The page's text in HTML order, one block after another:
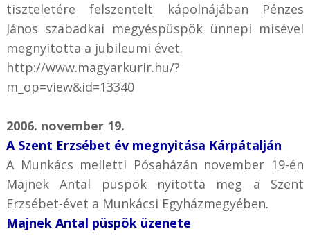
tiszteletére felszentelt kápolnájában Pénzes
János szabadkai megyéspüspök ünnepi misével
megnyitotta a jubileumi évet.
http://www.magyarkurir.hu/?
m_op=view&id=13340
2006. november 19.
A Szent Erzsébet év megnyitása Kárpátalján
A Munkács melletti Pósaházán november 19-én
Majnek Antal püspök nyitotta meg a Szent
Erzsébet-évet a Munkácsi Egyházmegyében.
Majnek Antal püspök üzenete